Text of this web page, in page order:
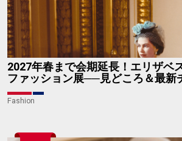
2027年春まで会期延長！エリザベ
ファッション展──見どころ＆最新
Fashion